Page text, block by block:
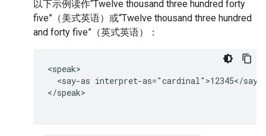
以下示例读作“Twelve thousand three hundred forty
five”（美式英语）或“Twelve thousand three hundred
and forty five”（英式英语）：
<speak>
<say-as interpret-as="cardinal">12345</say-
</speak>